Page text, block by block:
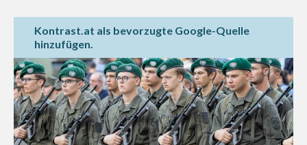
Kontrast.at als bevorzugte Google-Quelle
hinzufügen.